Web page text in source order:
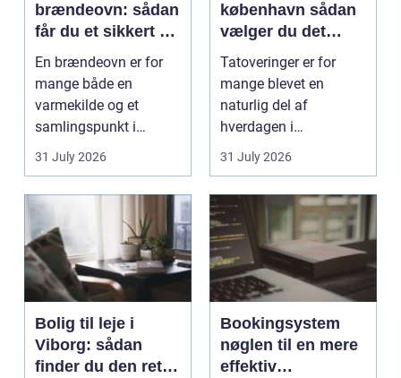
brændeovn: sådan
får du et sikkert og
smukt resultat
En brændeovn er for
mange både en
varmekilde og et
samlingspunkt i
hjemmet. Flammerne
31 July 2026
københavn sådan
vælger du det
rigtige studie
Tatoveringer er for
mange blevet en
naturlig del af
hverdagen i
København. Byen er
fyldt med dygtige...
31 July 2026
Bolig til leje i
Viborg: sådan
finder du den rette
Bookingsystem
nøglen til en mere
effektiv